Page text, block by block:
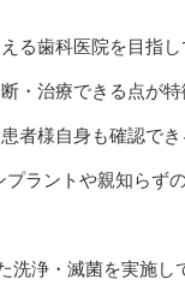
る歯科医院を目指し
・治療できる点が特
者様自身も確認でき
ラントや親知らず
浄・滅菌を実施し